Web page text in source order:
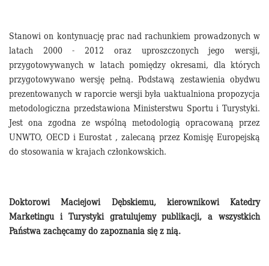
Stanowi on kontynuację prac nad rachunkiem prowadzonych w
latach 2000 - 2012 oraz uproszczonych jego wersji,
przygotowywanych w latach pomiędzy okresami, dla których
przygotowywano wersję pełną. Podstawą zestawienia obydwu
prezentowanych w raporcie wersji była uaktualniona propozycja
metodologiczna przedstawiona Ministerstwu Sportu i Turystyki.
Jest ona zgodna ze wspólną metodologią opracowaną przez
UNWTO, OECD i Eurostat , zalecaną przez Komisję Europejską
do stosowania w krajach członkowskich.
Doktorowi Maciejowi Dębskiemu, kierownikowi Katedry
Marketingu i Turystyki gratulujemy publikacji, a wszystkich
Państwa zachęcamy do zapoznania się z nią.